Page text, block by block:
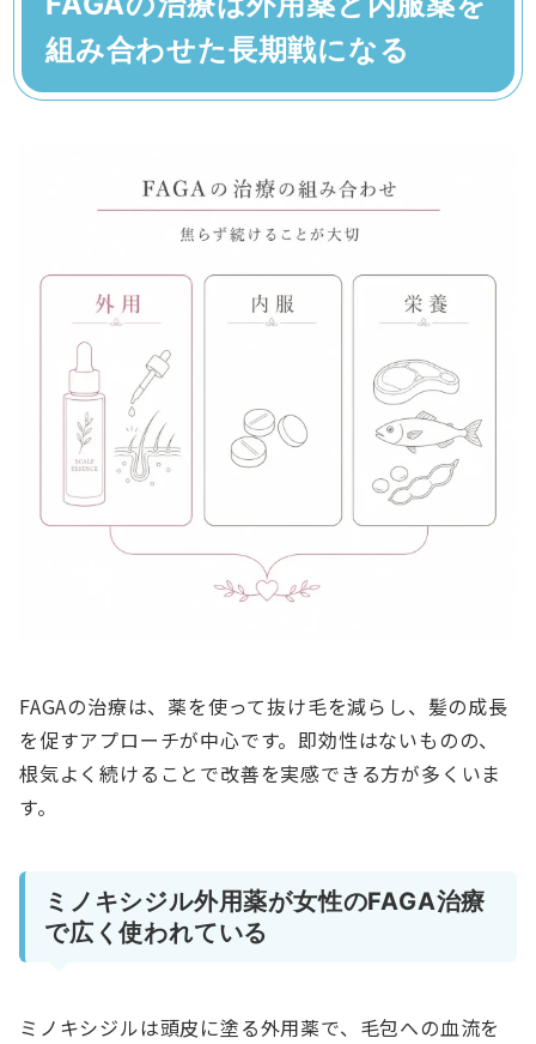
組み合わせた長期戦になる
FAGAの治療は、薬を使って抜け毛を減らし、髪の成長
を促すアプローチが中心です。即効性はないものの、
根気よく続けることで改善を実感できる方が多くいま
す。
ミノキシジル外用薬が女性のFAGA治療
で広く使われている
ミノキシジルは頭皮に塗る外用薬で、毛包への血流を